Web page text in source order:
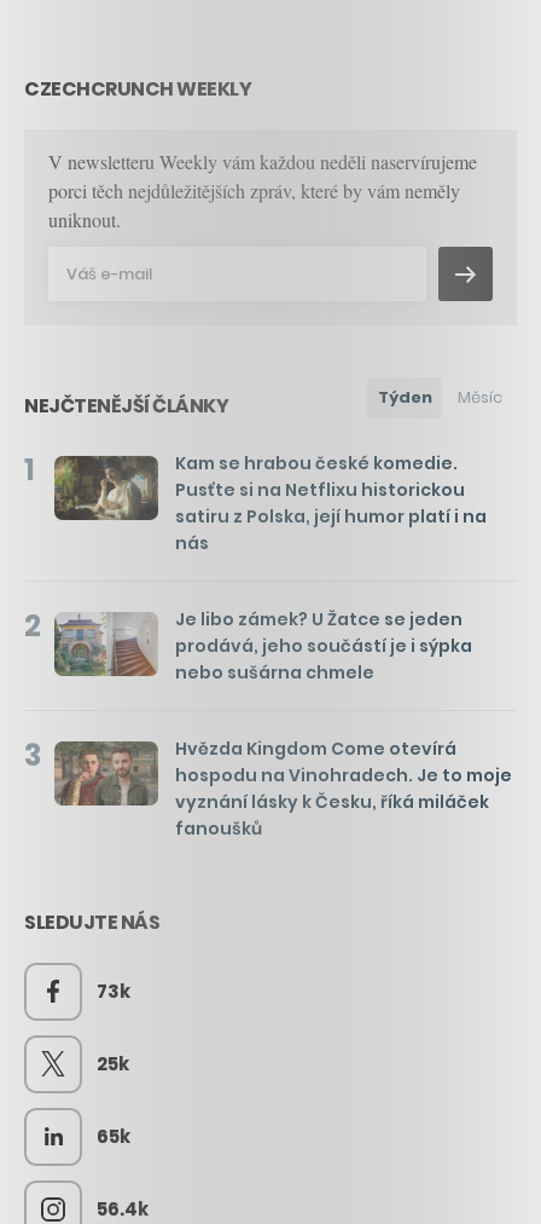
CZECHCRUNCH WEEKLY
V newsletteru Weekly vám každou neděli naservírujeme
porci těch nejdůležitějších zpráv, které by vám neměly
uniknout.
NEJČTENĚJŠÍ ČLÁNKY Týden Měsíc
1
Kam se hrabou české komedie.
Pusťte si na Netflixu historickou
satiru z Polska, její humor platí i na
nás
2
Je libo zámek? U Žatce se jeden
prodává, jeho součástí je i sýpka
nebo sušárna chmele
3
Hvězda Kingdom Come otevírá
hospodu na Vinohradech. Je to moje
vyznání lásky k Česku, říká miláček
fanoušků
SLEDUJTE NÁS
73k
25k
65k
56.4k